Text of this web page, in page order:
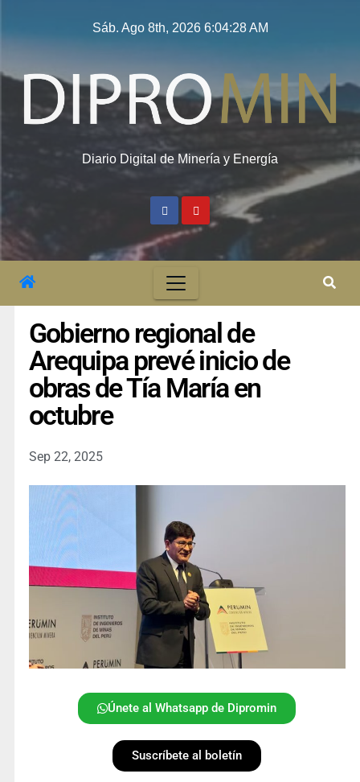
Sáb. Ago 8th, 2026 6:04:29 AM
Diario Digital de Minería y Energía
Gobierno regional de
Arequipa prevé inicio de
obras de Tía María en
octubre
Sep 22, 2025
Únete al Whatsapp de Dipromin
Suscríbete al boletín